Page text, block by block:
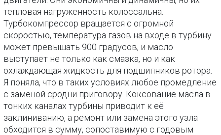
тепловая нагруженность колоссальна.
Турбокомпрессор вращается с огромной
скоростью, температура газов на входе в турбину
может превышать 900 градусов, и масло
выступает не только как смазка, но и как
охлаждающая жидкость для подшипников ротора.
Я поняла, что в таких условиях любое промедление
с заменой сродни приговору. Коксование масла в
тонких каналах турбины приводит к её
заклиниванию, а ремонт или замена этого узла
обходится в сумму, сопоставимую с годовым